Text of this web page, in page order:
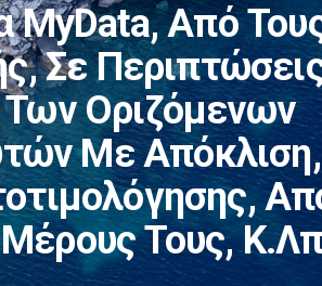
MyData, Από
Σε
Οριζόμενων
Με Απόκλιση,
Τους,